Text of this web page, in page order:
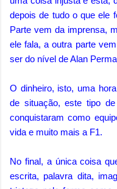
depois de tudo o que ele
Parte vem da imprensa,
ele fala, a outra parte
ser do nível de Alan
O dinheiro, isto, uma
de situação, este tipo
conquistaram como
vida e muito mais a F1.
No final, a única coisa
escrita, palavra dita,